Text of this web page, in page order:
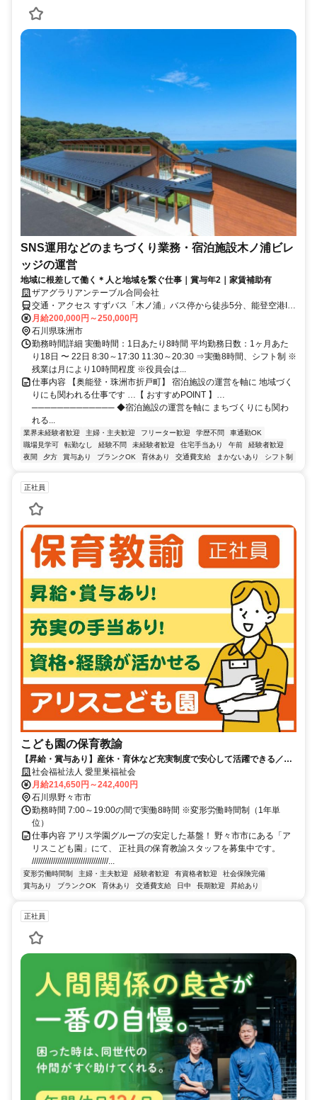
SNS運用などのまちづくり業務・宿泊施設木ノ浦ビレ
ッジの運営
地域に根差して働く＊人と地域を繋ぐ仕事｜賞与年2｜家賃補助有
ザアグラリアンテーブル合同会社
交通・アクセス すずバス「木ノ浦」バス停から徒歩5分、能登空港IC
より車で1時間、のと里山空港からふるさとタクシー（1300円）で約
45分 / 金沢市から約3時間
月給200,000円～250,000円
石川県珠洲市
勤務時間詳細 実働時間：1日あたり8時間 平均勤務日数：1ヶ月あた
り18日 〜 22日 8:30～17:30 11:30～20:30 ⇒実働8時間、シフト制 ※
残業は月により10時間程度 ※役員会は...
仕事内容 【奥能登・珠洲市折戸町】 宿泊施設の運営を軸に 地域づく
りにも関われる仕事です …【 おすすめPOINT 】…
───────────── ◆宿泊施設の運営を軸に まちづくりにも関わ
れる...
業界未経験者歓迎 主婦・主夫歓迎 フリーター歓迎 学歴不問
車通勤OK
職場見学可
転勤なし 経験不問 未経験者歓迎 住宅手当あり 午前
経験者歓迎
夜間
夕方 賞与あり ブランクOK 育休あり 交通費支給 まかないあり シフト制
正社員
こども園の保育教諭
【昇給・賞与あり】産休・育休など充実制度で安心して活躍できる／中
高年層までの幅広い世代が活躍中
社会福祉法人 愛里巣福祉会
月給214,650円～242,400円
石川県野々市市
勤務時間 7:00～19:00の間で実働8時間 ※変形労働時間制（1年単
位）
仕事内容 アリス学園グループの安定した基盤！ 野々市市にある「ア
リスこども園」にて、 正社員の保育教諭スタッフを募集中です。
////////////////////////////////////...
変形労働時間制 主婦・主夫歓迎 経験者歓迎 有資格者歓迎
社会保険完備
賞与あり
ブランクOK 育休あり 交通費支給 日中 長期歓迎 昇給あり
正社員